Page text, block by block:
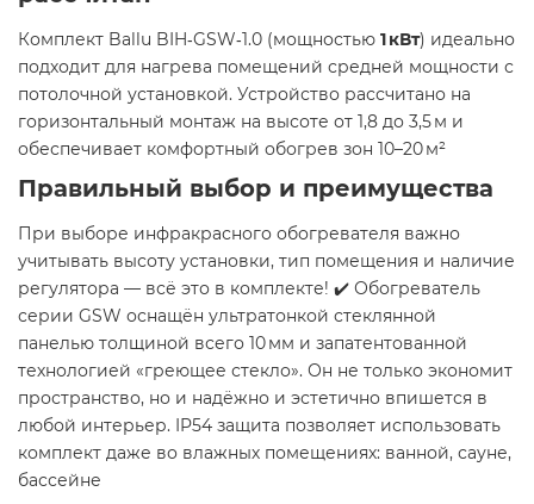
Комплект Ballu BIH‑GSW‑1.0 (мощностью 1 кВт) идеально
подходит для нагрева помещений средней мощности с
потолочной установкой. Устройство рассчитано на
горизонтальный монтаж на высоте от 1,8 до 3,5 м и
обеспечивает комфортный обогрев зон 10–20 м²
Правильный выбор и преимущества
При выборе инфракрасного обогревателя важно
учитывать высоту установки, тип помещения и наличие
регулятора — всё это в комплекте! ✔️ Обогреватель
серии GSW оснащён ультратонкой стеклянной
панелью толщиной всего 10 мм и запатентованной
технологией «греющее стекло». Он не только экономит
пространство, но и надёжно и эстетично впишется в
любой интерьер. IP54 защита позволяет использовать
комплект даже во влажных помещениях: ванной, сауне,
бассейне